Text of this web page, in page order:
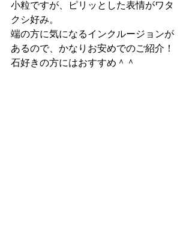
小粒ですが、ピリッとした表情がワタ
クシ好み。
端の方に気になるインクルージョンが
あるので、かなりお安めでのご紹介！
石好きの方にはおすすめ＾＾